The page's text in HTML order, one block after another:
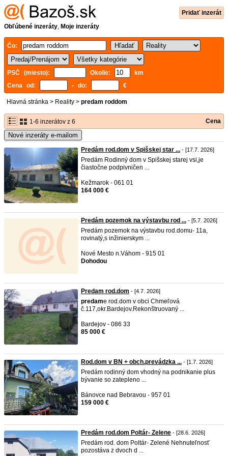
Pridať inzerát
Obľúbené inzeráty, Moje inzeráty
Čo:
PSČ (miesto): Okolie:
km
Cena od:
- do: €
Hlavná stránka > Reality > predam roddom
1-6 inzerátov z 6 Cena
Nové inzeráty e-mailom
Predám rod.dom v Spišskej star ... - [17.7. 2026]
Predám Rodinný dom v Spišskej starej vsi,je
čiastočne podpivničen ...
Kežmarok - 061 01
164 000 €
Predám pozemok na výstavbu rod ... - [5.7. 2026]
Predám pozemok na výstavbu rod.domu- 11a,
rovinatý,s inžinierskym ...
Nové Mesto n.Váhom - 915 01
Dohodou
Predam rod.dom - [4.7. 2026]
predame rod.dom v obci Chmeľová
č.117,okr.Bardejov.Rekonštruovaný ...
Bardejov - 086 33
85 000 €
Rod.dom v BN + obch.prevádzka ... - [1.7. 2026]
Predám rodinný dom vhodný na podnikanie plus
bývanie so zatepleno ...
Bánovce nad Bebravou - 957 01
159 000 €
Predám rod.dom Poltár- Zelene - [28.6. 2026]
Predám rod. dom Poltár- Zelené Nehnuteľnosť
pozostáva z dvoch d ...